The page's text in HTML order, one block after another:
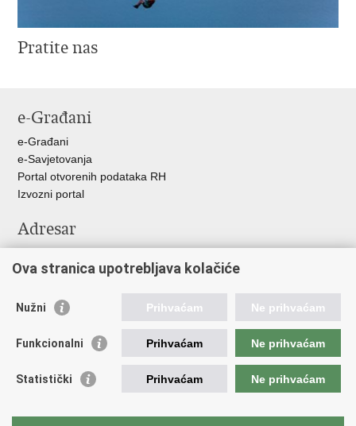
Pratite nas
e-Građani
e-Građani
e-Savjetovanja
Portal otvorenih podataka RH
Izvozni portal
Adresar
Adresar tijela javne vlasti
Korisne poveznice
Vlada RH
Predsjednik RH
Pravobraniteljica za ravnopravnost spolova
Ova stranica upotrebljava kolačiće
Nužni Prihvaćam Ne prihvaćam
Funkcionalni Prihvaćam Ne prihvaćam
Statistički Prihvaćam Ne prihvaćam